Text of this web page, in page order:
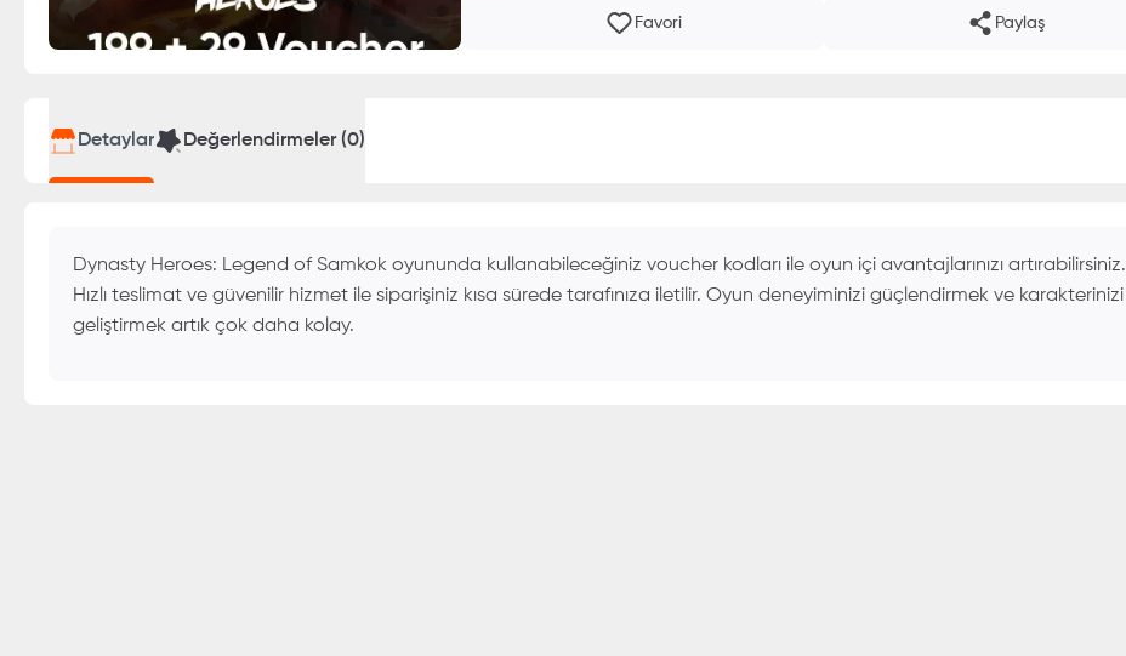
Favori Paylaş
Detaylar Değerlendirmeler (0)
Dynasty Heroes: Legend of Samkok oyununda kullanabileceğiniz voucher kodları ile oyun içi avantajlarınızı artırabilirsiniz.
Hızlı teslimat ve güvenilir hizmet ile siparişiniz kısa sürede tarafınıza iletilir. Oyun deneyiminizi güçlendirmek ve karakterinizi
geliştirmek artık çok daha kolay.